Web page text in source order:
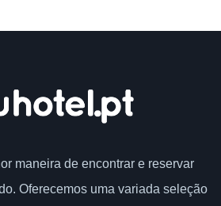
maneira de encontrar e reservar
Oferecemos uma variada seleção